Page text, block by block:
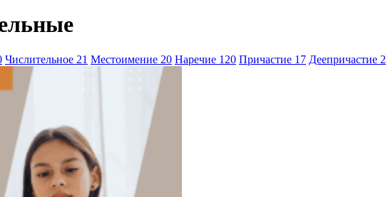
Числительное 21 Местоимение 20 Наречие 120 Причастие 17 Деепричастие 2